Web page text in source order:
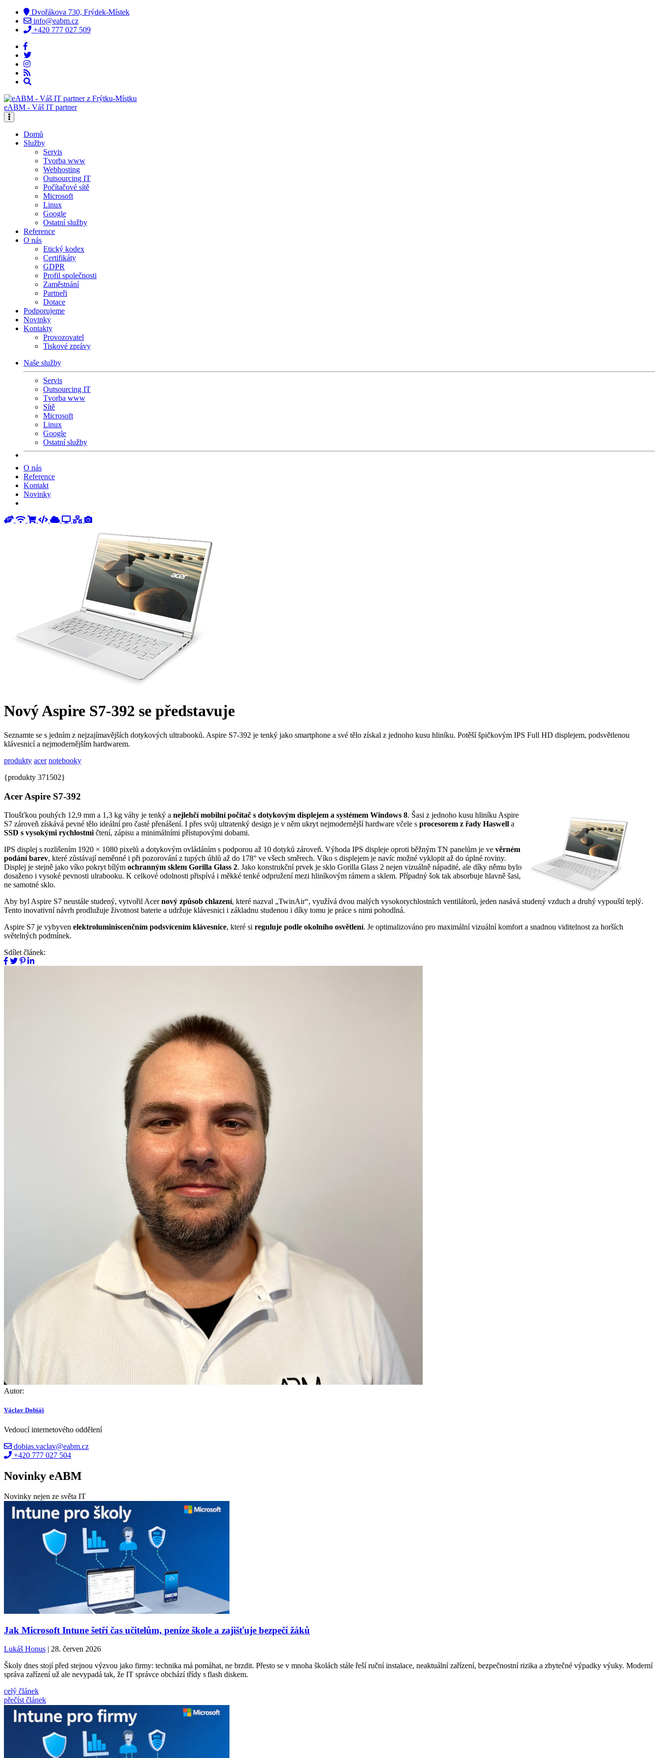
Dvořákova 730, Frýdek-Místek
info@eabm.cz
+420 777 027 509
eABM - Váš IT partner
Domů
Služby
Servis
Tvorba www
Webhosting
Outsourcing IT
Počítačové sítě
Microsoft
Linux
Google
Ostatní služby
Reference
O nás
Etický kodex
Certifikáty
GDPR
Profil společnosti
Zaměstnání
Partneři
Dotace
Podporujeme
Novinky
Kontakty
Provozovatel
Tiskové zprávy
Naše služby
Servis
Outsourcing IT
Tvorba www
Sítě
Microsoft
Linux
Google
Ostatní služby
O nás
Reference
Kontakt
Novinky
Nový Aspire S7-392 se představuje
Seznamte se s jedním z nejzajímavějších dotykových ultrabooků. Aspire S7-392 je tenký jako smartphone a své tělo získal z jednoho kusu hliníku. Potěší špičkovým IPS Full HD displejem, podsvětlenou
klávesnicí a nejmodernějším hardwarem.
produkty acer notebooky
{produkty 371502}
Acer Aspire S7-392
Tloušťkou pouhých 12,9 mm a 1,3 kg váhy je tenký a nejlehčí mobilní počítač s dotykovým displejem a systémem Windows 8. Šasi z jednoho kusu hliníku Aspire
S7 zároveň získává pevné tělo ideální pro časté přenášení. I přes svůj ultratenký design je v něm ukryt nejmodernější hardware včele s procesorem z řady Haswell a
SSD s vysokými rychlostmi čtení, zápisu a minimálními přístupovými dobami.
IPS displej s rozlišením 1920 × 1080 pixelů a dotykovým ovládáním s podporou až 10 dotyků zároveň. Výhoda IPS displeje oproti běžným TN panelům je ve věrném
podání barev, které zůstávají neměnné i při pozorování z tupých úhlů až do 178° ve všech směrech. Víko s displejem je navíc možné vyklopit až do úplné roviny.
Displej je stejně jako víko pokryt bílým ochranným sklem Gorilla Glass 2. Jako konstrukční prvek je sklo Gorilla Glass 2 nejen vizuálně nápadité, ale díky němu bylo
dosaženo i vysoké pevnosti ulrabooku. K celkové odolnosti přispívá i měkké tenké odpružení mezi hliníkovým rámem a sklem. Případný šok tak absorbuje hlavně šasi,
ne samotné sklo.
Aby byl Aspire S7 neustále studený, vytvořil Acernový způsob chlazení, které nazval „TwinAir“, využívá dvou malých vysokorychlostních ventilátorů, jeden nasává studený vzduch a druhý vypouští teplý.
Tento inovativní návrh prodlužuje životnost baterie a udržuje klávesnici i základnu studenou i díky tomu je práce s nimi pohodlná.
Aspire S7 je vybyven elektroluminiscenčním podsvícením klávesnice, které si reguluje podle okolního osvětlení. Je optimalizováno pro maximální vizuální komfort a snadnou viditelnost za horších
světelných podmínek.
Sdílet článek:
Autor:
Václav Dobiáš
Vedoucí internetového oddělení
dobias.vaclav@eabm.cz
+420 777 027 504
Novinky eABM
Novinky nejen ze světa IT
Jak Microsoft Intune šetří čas učitelům, peníze škole a zajišťuje bezpečí žáků
Lukáš Honus | 28. červen 2026
Školy dnes stojí před stejnou výzvou jako firmy: technika má pomáhat, ne brzdit. Přesto se v mnoha školách stále řeší ruční instalace, neaktuální zařízení, bezpečnostní rizika a zbytečné výpadky výuky. Moderní
správa zařízení už ale nevypadá tak, že IT správce obchází třídy s flash diskem.
celý článek
přečíst článek